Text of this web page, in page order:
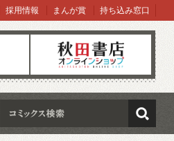
オンラインショップ
採用情報 まんが賞 持ち込み窓口
検索